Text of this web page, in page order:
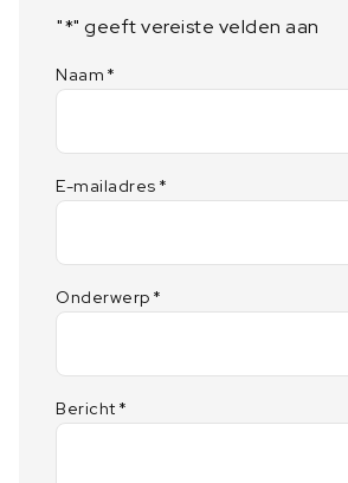
"*" geeft vereiste velden aan
Naam *
E-mailadres *
Onderwerp *
Bericht *